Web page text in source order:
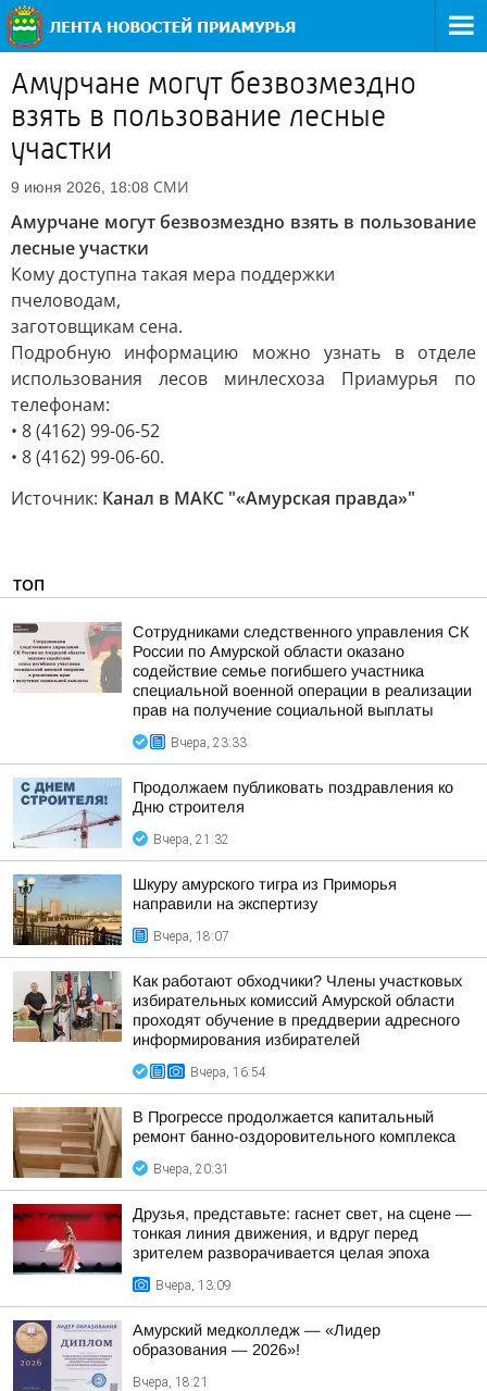
Амурчане могут безвозмездно
взять в пользование лесные
участки
9 июня 2026, 18:08 СМИ
Амурчане могут безвозмездно взять в пользование
лесные участки
Кому доступна такая мера поддержки
пчеловодам,
заготовщикам сена.
Подробную информацию можно узнать в отделе
использования лесов минлесхоза Приамурья по
телефонам:
• 8 (4162) 99-06-52
• 8 (4162) 99-06-60.
Источник: Канал в МАКС "«Амурская правда»"
ТОП
Сотрудниками следственного управления СК
России по Амурской области оказано
содействие семье погибшего участника
специальной военной операции в реализации
прав на получение социальной выплаты
Вчера, 23:33
Продолжаем публиковать поздравления ко
Дню строителя
Вчера, 21:32
Шкуру амурского тигра из Приморья
направили на экспертизу
Вчера, 18:07
Как работают обходчики? Члены участковых
избирательных комиссий Амурской области
проходят обучение в преддверии адресного
информирования избирателей
Вчера, 16:54
В Прогрессе продолжается капитальный
ремонт банно-оздоровительного комплекса
Вчера, 20:31
Друзья, представьте: гаснет свет, на сцене —
тонкая линия движения, и вдруг перед
зрителем разворачивается целая эпоха
Вчера, 13:09
Амурский медколледж — «Лидер
образования — 2026»!
Вчера, 18:21